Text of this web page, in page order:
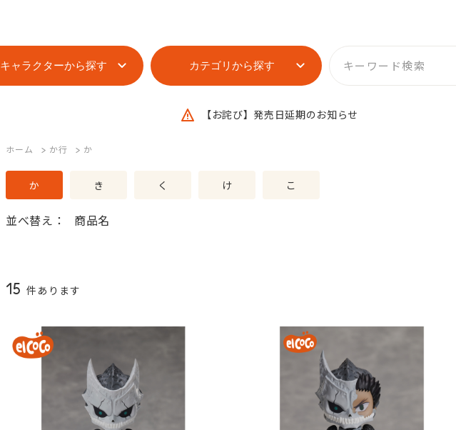
キャラクターから探す カテゴリから探す
【お詫び】発売日延期のお知らせ
ホーム > か行 > か
か き く け こ
並べ替え： 商品名
15 件あります